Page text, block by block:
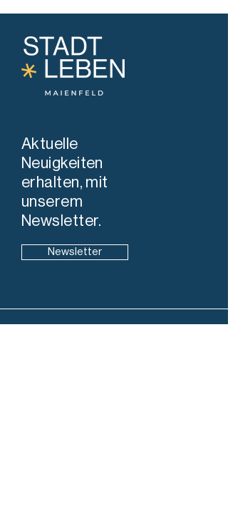
Aktuelle
Neuigkeiten
erhalten, mit
unserem
Newsletter.
Newsletter